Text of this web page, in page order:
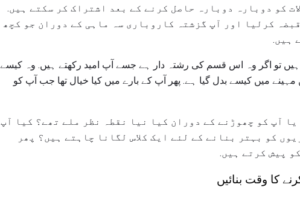
کو دوبارہ دوبارہ حاصل کرنے کے بعد اشتراک کر سکتے ہیں.
کرلیا اور آپ گزشتہ کاروباری سہ ماہی کے دوران جو کچھ
ہیں.
تو اگر وہ اس قسم کی رشتہ دار ہے جسے آپ امید رکھتے ہیں. وہ کیسے
مہینے میں کیسے بدل گیا ہے. پھر آپ کے بارے میں کیا خیال تھا جب آپ کو
آپ کو چھوڑنے کے دوران کیا نیا نقطہ نظر ملے تھے؟ کیا آپ
کو بہتر بنانے کے لئے ایک کلاس لگانا چاہتے ہیں؟ پھر
پیش کرتے ہیں.
کا وقت بنائیں